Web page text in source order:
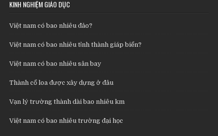
KINH NGHIỆM GIÁO DỤC
Việt nam có bao nhiêu đảo?
Việt nam có bao nhiêu tỉnh thành giáp biển?
Việt nam có bao nhiêu sân bay
Thành cổ loa được xây dựng ở đâu
Vạn lý trường thành dài bao nhiêu km
Việt nam có bao nhiêu trường đại học